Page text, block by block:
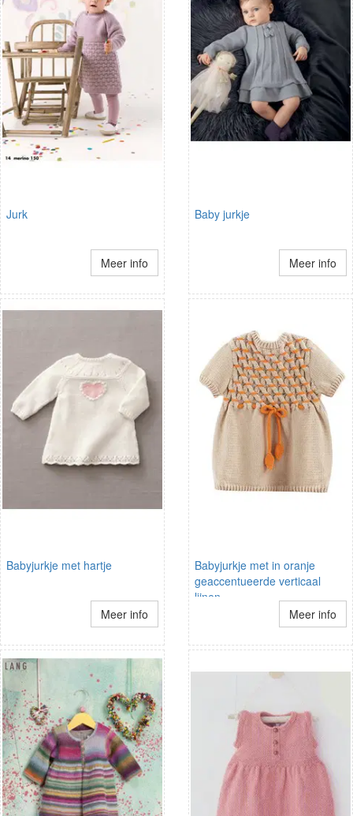
Jurk
Meer info
Baby jurkje
Meer info
Babyjurkje met hartje
Meer info
Babyjurkje met in oranje
geaccentueerde verticaal
lijnen.
Meer info